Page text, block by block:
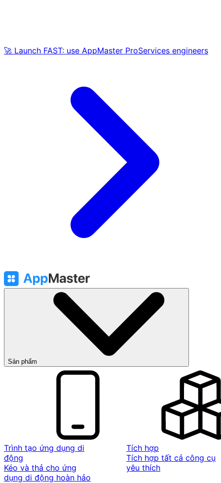
🚀 Launch FAST: use AppMaster ProServices engineers
Sản phẩm
Trình tạo ứng dụng di
động
Kéo và thả cho ứng
dụng di động hoàn hảo
Tích hợp
Tích hợp tất cả công cụ
yêu thích